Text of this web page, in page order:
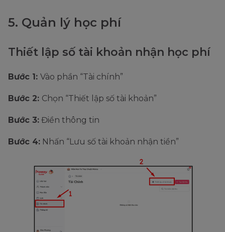
5. Quản lý học phí
Thiết lập số tài khoản nhận học phí
Bước 1: Vào phần “Tài chính”
Bước 2: Chọn “Thiết lập số tài khoản”
Bước 3: Điền thông tin
Bước 4: Nhấn “Lưu số tài khoản nhận tiền”